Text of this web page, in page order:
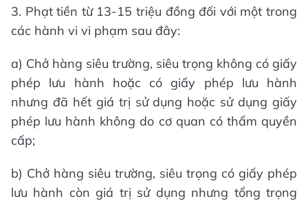
3. Phạt tiền từ 13-15 triệu đồng đối với một trong
các hành vi vi phạm sau đây:
a) Chở hàng siêu trường, siêu trọng không có giấy
phép lưu hành hoặc có giấy phép lưu hành
nhưng đã hết giá trị sử dụng hoặc sử dụng giấy
phép lưu hành không do cơ quan có thẩm quyền
cấp;
b) Chở hàng siêu trường, siêu trọng có giấy phép
lưu hành còn giá trị sử dụng nhưng tổng trọng